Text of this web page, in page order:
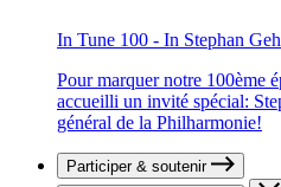
In Tune 100 - In Stephan
Pour marquer notre 100ème
accueilli un invité spécial:
général de la Philharmonie!
Participer & soutenir